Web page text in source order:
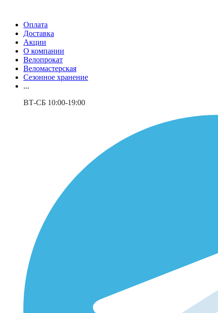
Оплата
Доставка
Акции
О компании
Велопрокат
Веломастерская
Сезонное хранение
...
ВТ-СБ 10:00-19:00